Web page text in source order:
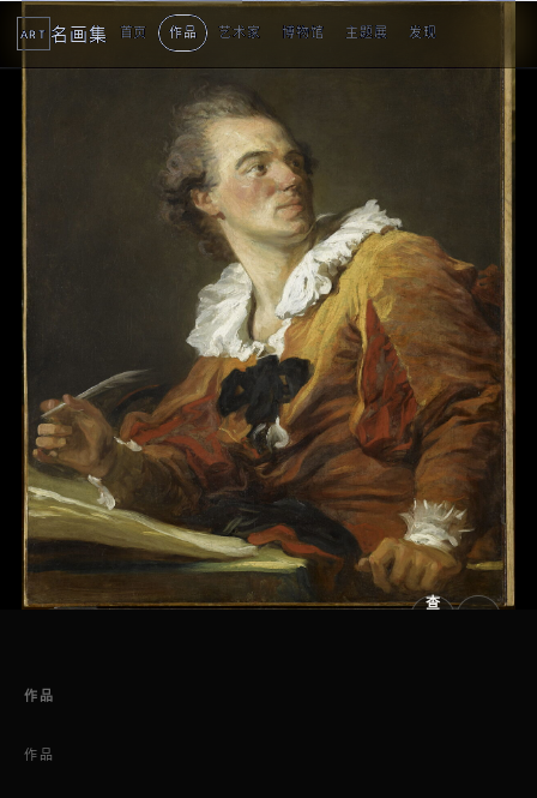
ART 名画集 首页 作品 艺术家 博物馆 主题展 发现
5
个
看
点
12345
查
作品
作品